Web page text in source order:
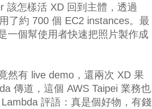
該怎樣活 XD 回到主體，透過
了約 700 個 EC2 instances。最
一個幫使用者快速把照片製作成
然有 live demo，還兩次 XD 果
傳道，這個 AWS Taipei 業務也
評語：真是個好物，有錢